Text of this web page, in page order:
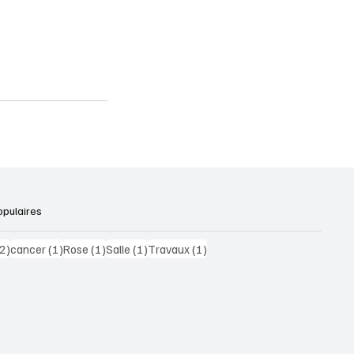
2 posts
cancer(1)1 post
Rose (1)1 post
Salle (1)1 post
Travaux(1)